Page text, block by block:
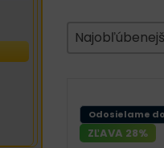
Zoradenie
Sort content
Sort content
ZĽAVA 28%
Odosielame